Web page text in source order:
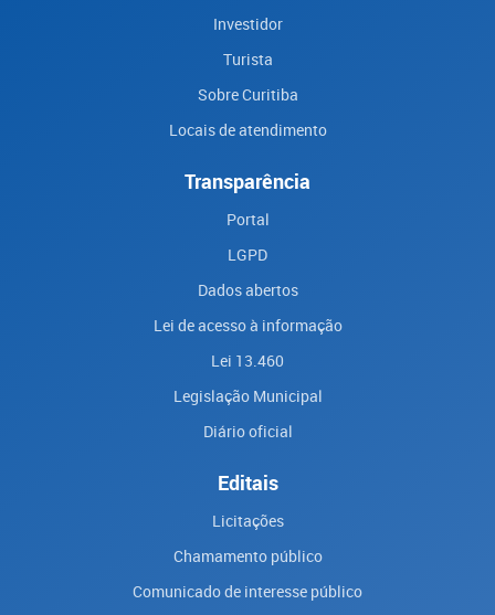
Investidor
Turista
Sobre Curitiba
Locais de atendimento
Transparência
Portal
LGPD
Dados abertos
Lei de acesso à informação
Lei 13.460
Legislação Municipal
Diário oficial
Editais
Licitações
Chamamento público
Comunicado de interesse público